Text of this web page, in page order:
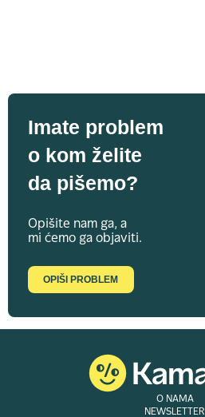
Imate problem
o kom želite
da pišemo?
Opišite nam ga, a
mi ćemo ga objaviti.
OPIŠI PROBLEM
O NAMA
NEWSLETTER